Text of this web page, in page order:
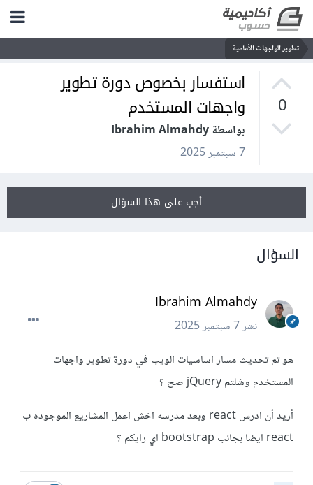
تطوير الواجهات الأمامية
0
استفسار بخصوص دورة تطوير
واجهات المستخدم
بواسطة Ibrahim Almahdy
7 سبتمبر 2025
أجب على هذا السؤال
السؤال
Ibrahim Almahdy
نشر7 سبتمبر 2025
هو تم تحديث مسار اساسيات الويب في دورة تطوير واجهات
المستخدم وشلتم jQuery صح ؟
أريد أن ادرس react وبعد مدرسه اخش اعمل المشاريع الموجوده ب
react ايضا بجانب bootstrap اي رايكم ؟